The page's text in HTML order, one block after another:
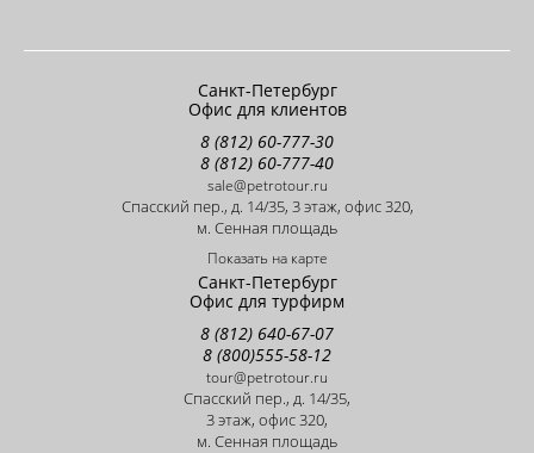
Санкт-Петербург
Офис для клиентов
8 (812) 60-777-30
8 (812) 60-777-40
sale@petrotour.ru
Cпасский пер., д. 14/35, 3 этаж, офис 320,
м. Сенная площадь
Показать на карте
Санкт-Петербург
Офис для турфирм
8 (812) 640-67-07
8 (800)555-58-12
tour@petrotour.ru
Cпасский пер., д. 14/35,
3 этаж, офис 320,
м. Сенная площадь